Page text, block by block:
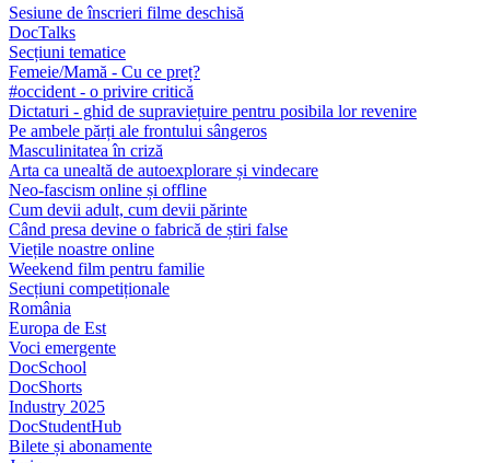
Sesiune de înscrieri filme deschisă
DocTalks
Secțiuni tematice
Femeie/Mamă - Cu ce preț?
#occident - o privire critică
Dictaturi - ghid de supraviețuire pentru posibila lor revenire
Pe ambele părți ale frontului sângeros
Masculinitatea în criză
Arta ca unealtă de autoexplorare și vindecare
Neo-fascism online și offline
Cum devii adult, cum devii părinte
Când presa devine o fabrică de știri false
Viețile noastre online
Weekend film pentru familie
Secțiuni competiționale
România
Europa de Est
Voci emergente
DocSchool
DocShorts
Industry 2025
DocStudentHub
Bilete și abonamente